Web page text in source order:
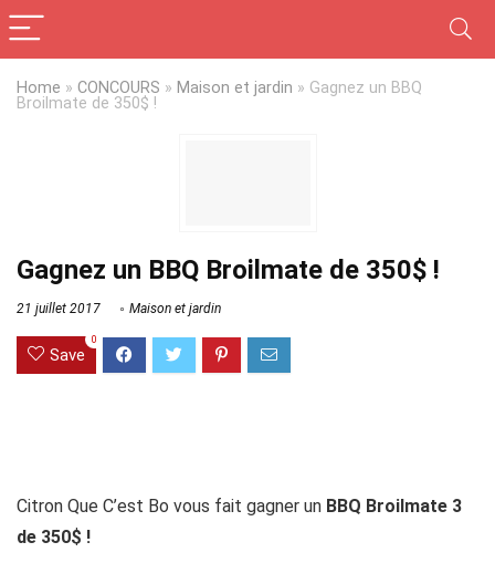
Home » CONCOURS » Maison et jardin » Gagnez un BBQ
Broilmate de 350$ !
Gagnez un BBQ Broilmate de 350$ !
21 juillet 2017 Maison et jardin
Save
0
Citron Que C’est Bo vous fait gagner un BBQ Broilmate 3
de 350$ !